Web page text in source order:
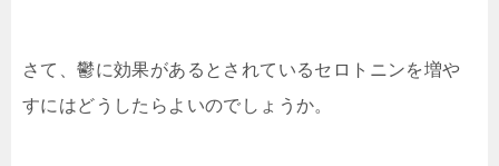
さて、鬱に効果があるとされているセロトニンを増や
すにはどうしたらよいのでしょうか。